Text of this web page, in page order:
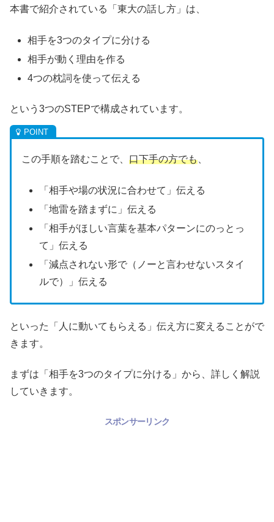
本書で紹介されている「東大の話し方」は、
相手を3つのタイプに分ける
相手が動く理由を作る
4つの枕詞を使って伝える
という3つのSTEPで構成されています。
この手順を踏むことで、 口下手の方でも、
「相手や場の状況に合わせて」伝える
「地雷を踏まずに」伝える
「相手がほしい言葉を基本パターンにのっとっ
て」伝える
「減点されない形で（ノーと言わせないスタイ
ルで）」伝える
といった「人に動いてもらえる」伝え方に変えることがで
きます。
まずは「相手を3つのタイプに分ける」から、詳しく解説
していきます。
スポンサーリンク